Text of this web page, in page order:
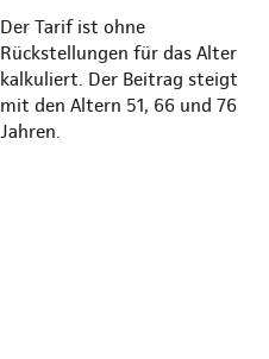
Der Tarif ist ohne
Rückstellungen für das Alter
kalkuliert. Der Beitrag steigt
mit den Altern 51, 66 und 76
Jahren.